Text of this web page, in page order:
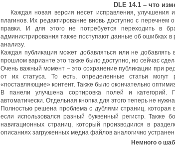
DLE 14.1 – что
Каждая новая версия несет исправления,
плагинов. Их редактирование вновь доступно с
правки. И для этого не потребуется переходить в
администрирования также поступают данные об ошибках в
анализу.
Каждая публикация может добавляться или не
прошлом варианте это также было доступно, но сейчас
Очень важный момент – это сохранение публикации при
от их статуса. То есть, определенные статьи могут
«поставляющие» контент. Также было окончательно
В панели улучшена сортировка полей и категорий.
автоматически. Отдельная кнопка для этого теперь не нужна.
Полностью решена проблема с дублями страниц, которая
если использовался разный буквенный регистр. Также
навигационных страниц, который производился в
описаниях загруженных медиа файлов аналогично устранен.
Немного о